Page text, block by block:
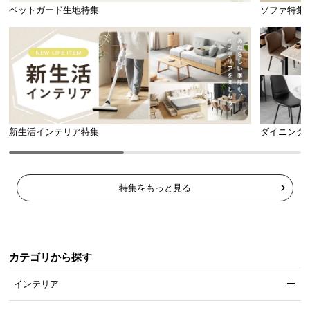
握りやすい太めのグリップで、水をたっぷり入れた
状態でも安定してお湯を注ぐことができます。
軽量設計
本体の重量はわずか600g。頻繁に使うものだから、
ペットガード生地特集 ソファ特集
新生活インテリア特集 ダイニング
特集をもっと見る
カテゴリから探す
インテリア